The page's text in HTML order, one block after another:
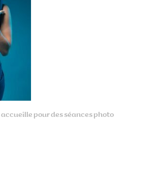
accueille pour des séances photo